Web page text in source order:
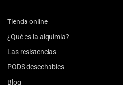
Tienda online
¿Qué es la alquimia?
Las resistencias
PODS desechables
Blog